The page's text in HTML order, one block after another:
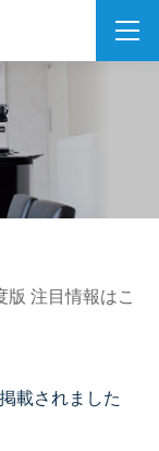
版 注目情報はこ
載されました